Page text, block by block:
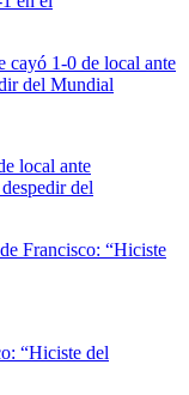
cayó 1-0 de local ante
del Mundial
Francisco: “Hiciste